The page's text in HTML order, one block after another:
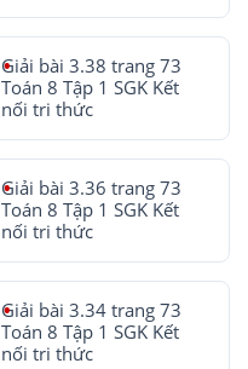
Giải bài 3.38 trang 73
Toán 8 Tập 1 SGK Kết
nối tri thức
Giải bài 3.36 trang 73
Toán 8 Tập 1 SGK Kết
nối tri thức
Giải bài 3.34 trang 73
Toán 8 Tập 1 SGK Kết
nối tri thức